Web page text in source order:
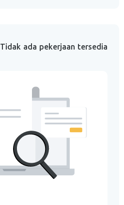
Tidak ada pekerjaan tersedia